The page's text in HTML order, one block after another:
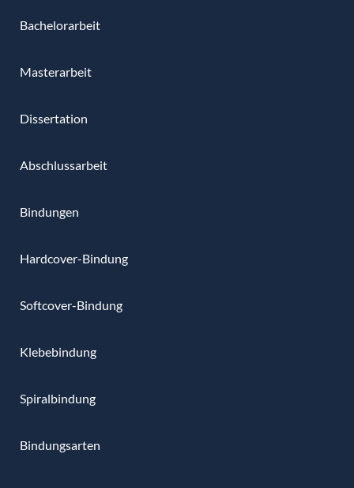
Bachelorarbeit
Masterarbeit
Dissertation
Abschlussarbeit
Bindungen
Hardcover-Bindung
Softcover-Bindung
Klebebindung
Spiralbindung
Bindungsarten